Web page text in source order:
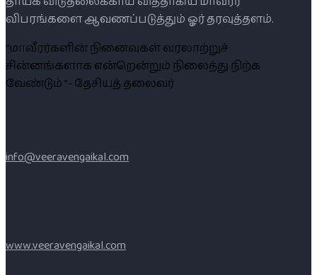
விபரங்களை ஆவணப்படுத்தும் ஓர் தரவுத்தளம்.
“மாவீரர்களின் நினைவுகள் வரலாற்றுச்
சின்னங்களாக என்றென்றும் நிலைத்து நிற்க
வேண்டும் ”- தேசியத் தலைவர்
info@veeravengaikal.com
www.veeravengaikal.com